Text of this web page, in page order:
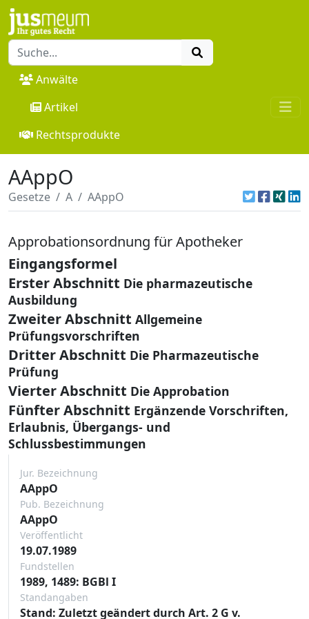
Anwälte
Artikel
Rechtsprodukte
AAppO
Gesetze A AAppO
Approbationsordnung für Apotheker
Eingangsformel
Erster Abschnitt Die pharmazeutische
Ausbildung
Zweiter Abschnitt Allgemeine
Prüfungsvorschriften
Dritter Abschnitt Die Pharmazeutische
Prüfung
Vierter Abschnitt Die Approbation
Fünfter Abschnitt Ergänzende Vorschriften,
Erlaubnis, Übergangs- und
Schlussbestimmungen
Jur. Bezeichnung
AAppO
Pub. Bezeichnung
AAppO
Veröffentlicht
19.07.1989
Fundstellen
1989, 1489: BGBl I
Standangaben
Stand: Zuletzt geändert durch Art. 2 G v.